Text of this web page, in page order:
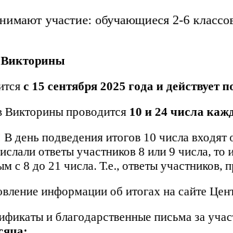
участие: обучающиеся 2-6
Викторины
с 15 сентября 2025 года и действует
Викторины проводится 10 и 24 числа
В день подведения итогов 10 числа
ответы участников 8 или 9 числа,
с 8 до 21 числа. Т.е., ответы
информации об итогах на сайте
и благодарственные письма за